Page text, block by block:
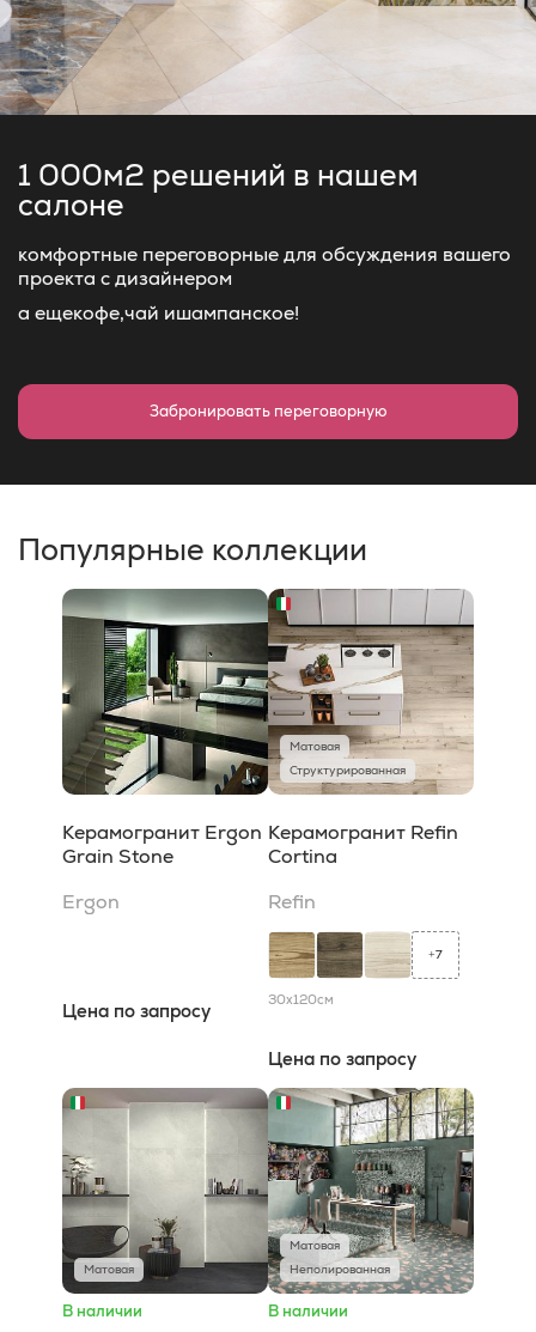
1 000м2 решений в нашем
салоне
комфортные переговорные для обсуждения вашего
проекта с дизайнером
а ещекофе,чай ишампанское!
Забронировать переговорную
Популярные коллекции
Керамогранит Ergon
Grain Stone
Ergon
Цена по запросу
Матовая
Структурированная
Керамогранит Refin
Cortina
Refin
+7
30x120см
Цена по запросу
Матовая
В наличии
Матовая
Неполированная
В наличии